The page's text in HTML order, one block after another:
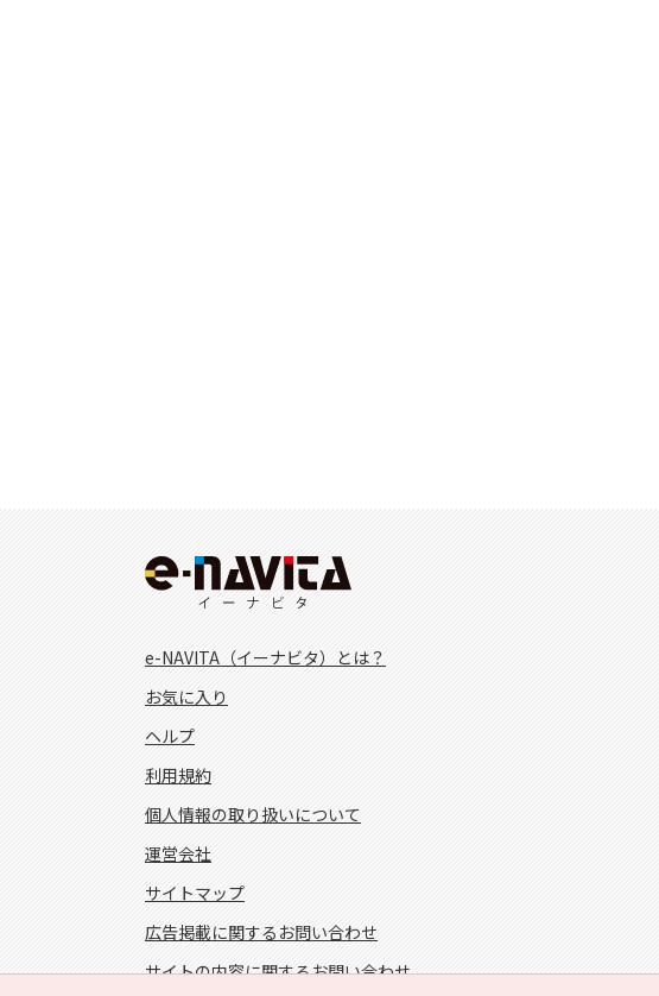
e-NAVITA（イーナビタ）とは？
お気に入り
ヘルプ
利用規約
個人情報の取り扱いについて
運営会社
サイトマップ
広告掲載に関するお問い合わせ
サイトの内容に関するお問い合わせ